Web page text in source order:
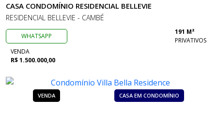
CASA CONDOMÍNIO RESIDENCIAL BELLEVIE
RESIDENCIAL BELLEVIE - CAMBÉ
WHATSAPP
191 M²
PRIVATIVOS
VENDA
R$ 1.500.000,00
VENDA CASA EM CONDOMÍNIO